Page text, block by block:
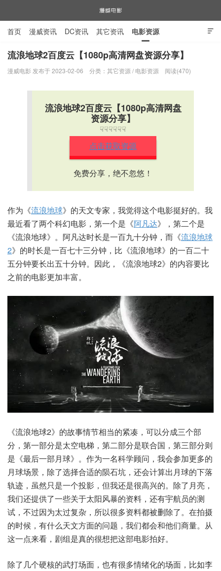

首页 漫威资讯 DC资讯 其它资讯 电影资源
电视剧资源 漫威图片
流浪地球2百度云【1080p高清网盘资源分享】
漫威电影 发布于 2023-02-06 分类： 其它资源 / 电影资源 阅读(470)
流浪地球2百度云【1080p高清网盘
资源分享】
☟☟☟☟☟☟
点击获取资源
免费分享，绝不忽悠！
作为《流浪地球》的天文专家，我觉得这个电影挺好的。我
最近看了两个科幻电影，第一个是《阿凡达》，第二个是
《流浪地球》。阿凡达时长是一百九十分钟，而《流浪地球
2》的时长是一百七十三分钟，比《流浪地球》的一百二十
五分钟要长出五十分钟。因此，《流浪地球2》的内容要比
之前的电影更加丰富。
《流浪地球2》的故事情节相当的紧凑，可以分成三个部
分，第一部分是太空电梯，第二部分是联合国，第三部分则
是《最后一部月球》。作为一名科学顾问，我会参加更多的
月球场景，除了选择合适的陨石坑，还会计算出月球的下落
轨迹，虽然只是一个投影，但我还是很高兴的。除了月亮，
我们还提供了一些关于太阳风暴的资料，还有宇航员的测
试，不过因为太过复杂，所以很多资料都被删除了。在拍摄
的时候，有什么天文方面的问题，我们都会和他们商量。从
这一点来看，剧组是真的很想把这部电影拍好。
除了几个硬核的武打场面，也有很多情绪化的场面，比如李